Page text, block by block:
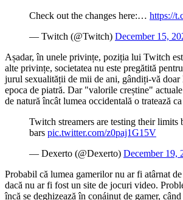
Check out the changes here:… https://
— Twitch (@Twitch) December 15,
Așadar, în unele privințe, poziția lui Twitch
alte privințe, societatea nu este pregătită
jurul sexualității de mii de ani, gândiți-vă doar
epoca de piatră. Dar "valorile creștine"
de natură încât lumea occidentală o tratează
Twitch streamers are testing their limits
bars pic.twitter.com/z0paj1G15V
— Dexerto (@Dexerto) December 19,
Probabil că lumea gamerilor nu ar fi atârnat
dacă nu ar fi fost un site de jocuri video.
încă se deghizează în conáinut de gamer,